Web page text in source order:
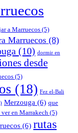
a Marruecos (5)
Marruecos (8)
(10) dormir en
desde
(5)
(18) Fez el-Bali
Merzouga (6) que
ver en Marrakech(5)
(6) rutas